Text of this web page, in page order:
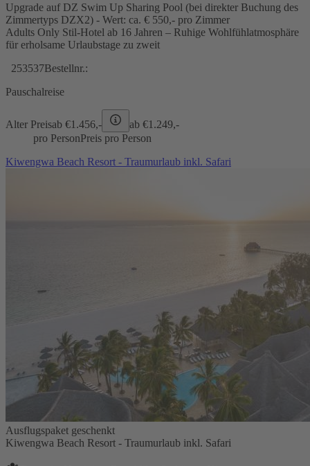
Upgrade auf DZ Swim Up Sharing Pool (bei direkter Buchung des
Zimmertyps DZX2) - Wert: ca. € 550,- pro Zimmer
Adults Only Stil-Hotel ab 16 Jahren – Ruhige Wohlfühlatmosphäre
für erholsame Urlaubstage zu zweit
253537Bestellnr.:
Pauschalreise
Alter Preisab €1.456,- ab €1.249,-
pro PersonPreis pro Person
Kiwengwa Beach Resort - Traumurlaub inkl. Safari
Ausflugspaket geschenkt
Kiwengwa Beach Resort - Traumurlaub inkl. Safari